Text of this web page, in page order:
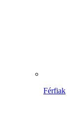
Férfiak